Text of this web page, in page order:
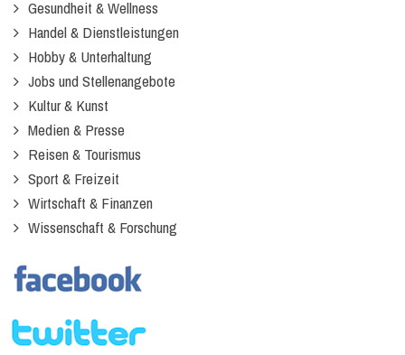
Gesundheit & Wellness
Handel & Dienstleistungen
Hobby & Unterhaltung
Jobs und Stellenangebote
Kultur & Kunst
Medien & Presse
Reisen & Tourismus
Sport & Freizeit
Wirtschaft & Finanzen
Wissenschaft & Forschung